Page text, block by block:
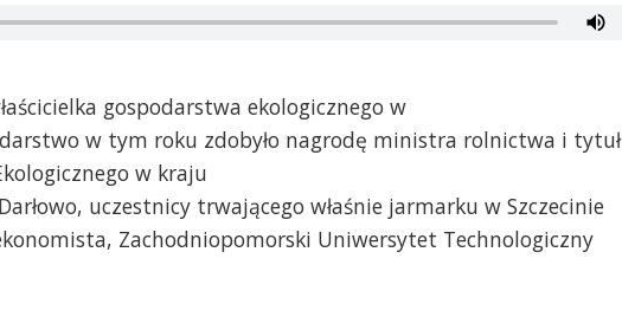
gospodarstwa ekologicznego w
w tym roku zdobyło nagrodę ministra rolnictwa i tytuł
w kraju
uczestnicy trwającego właśnie jarmarku w Szczecinie
Zachodniopomorski Uniwersytet Technologiczny